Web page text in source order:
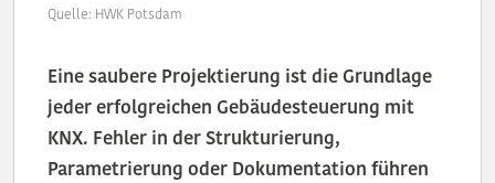
Quelle: HWK Potsdam
Eine saubere Projektierung ist die Grundlage
jeder erfolgreichen Gebäudesteuerung mit
KNX. Fehler in der Strukturierung,
Parametrierung oder Dokumentation führen